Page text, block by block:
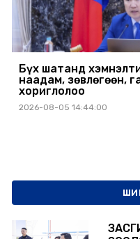
Бүх шатанд
наадам, зөвлөгөөн,
хориглолоо
2026-08-05 14:44:00